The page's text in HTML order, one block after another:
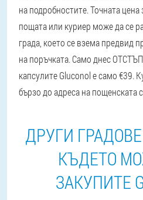
на подробностите. Точната
пощата или куриер може да се
града, което се взема предвид
на поръчката. Само днес
капсулите Gluconol е само €39.
бързо до адреса на пощенската
ДРУГИ
КЪДЕТО
ЗАКУПИТЕ